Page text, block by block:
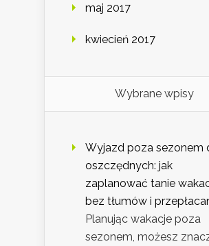
maj 2017
kwiecień 2017
Wybrane wpisy
Wyjazd poza sezonem
oszczędnych: jak
zaplanować tanie
bez tłumów i
Planując wakacje poza
sezonem, możesz